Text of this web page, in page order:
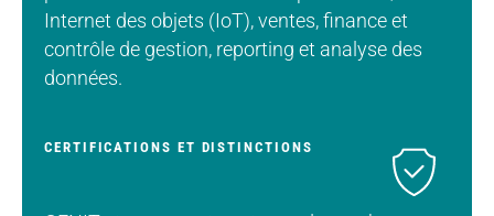
Internet des objets (IoT), ventes, finance et
contrôle de gestion, reporting et analyse des
données.
CERTIFICATIONS ET DISTINCTIONS